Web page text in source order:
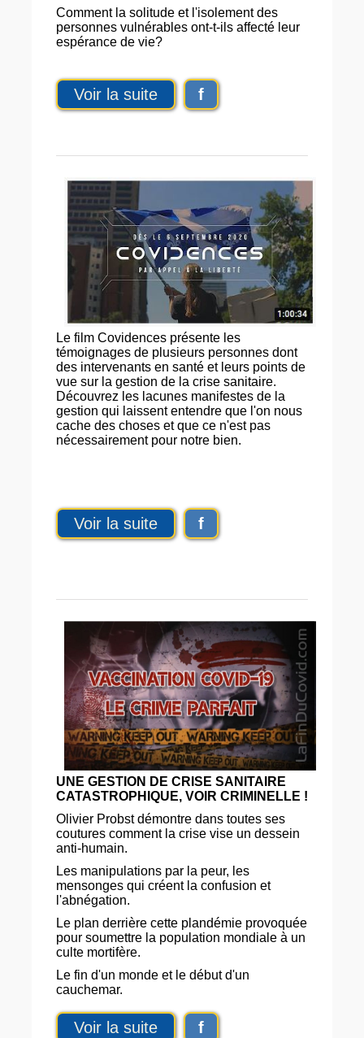
Comment la solitude et l'isolement des
personnes vulnérables ont-t-ils affecté leur
espérance de vie?
Voir la suite f
Le film Covidences présente les
témoignages de plusieurs personnes dont
des intervenants en santé et leurs points de
vue sur la gestion de la crise sanitaire.
Découvrez les lacunes manifestes de la
gestion qui laissent entendre que l'on nous
cache des choses et que ce n'est pas
nécessairement pour notre bien.
Voir la suite f
UNE GESTION DE CRISE SANITAIRE
CATASTROPHIQUE, VOIR CRIMINELLE !
Olivier Probst démontre dans toutes ses
coutures comment la crise vise un dessein
anti-humain.
Les manipulations par la peur, les
mensonges qui créent la confusion et
l'abnégation.
Le plan derrière cette plandémie provoquée
pour soumettre la population mondiale à un
culte mortifère.
Le fin d'un monde et le début d'un
cauchemar.
Voir la suite f